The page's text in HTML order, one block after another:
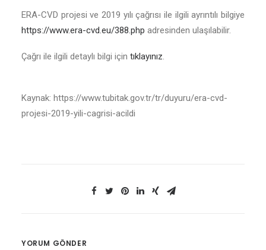
ERA-CVD projesi ve 2019 yılı çağrısı ile ilgili ayrıntılı bilgiye
https://www.era-cvd.eu/388.php adresinden ulaşılabilir.
Çağrı ile ilgili detaylı bilgi için tıklayınız.
Kaynak: https://www.tubitak.gov.tr/tr/duyuru/era-cvd-
projesi-2019-yili-cagrisi-acildi
YORUM GÖNDER